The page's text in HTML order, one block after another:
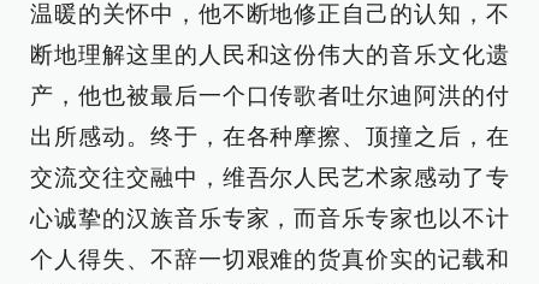
温暖的关怀中，他不断地修正自己的认知，不
断地理解这里的人民和这份伟大的音乐文化遗
产，他也被最后一个口传歌者吐尔迪阿洪的付
出所感动。终于，在各种摩擦、顶撞之后，在
交流交往交融中，维吾尔人民艺术家感动了专
心诚挚的汉族音乐专家，而音乐专家也以不计
个人得失、不辞一切艰难的货真价实的记载和